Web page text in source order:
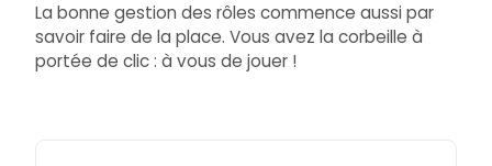
La bonne gestion des rôles commence aussi par
savoir faire de la place. Vous avez la corbeille à
portée de clic : à vous de jouer !